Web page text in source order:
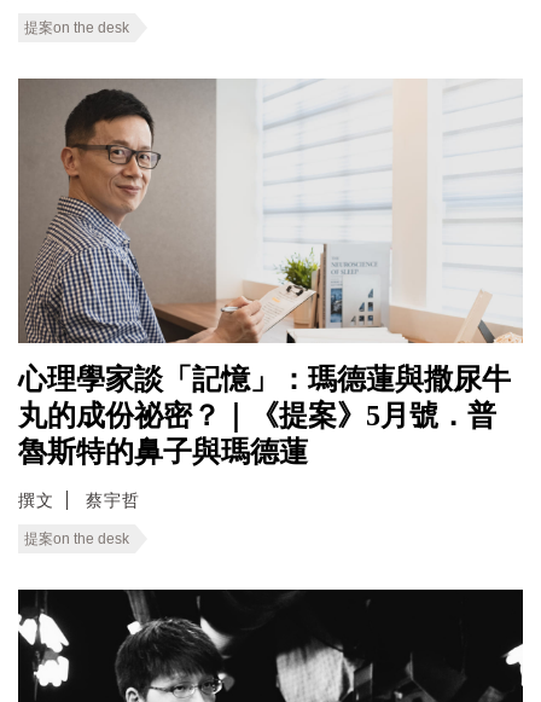
提案on the desk
心理學家談「記憶」：瑪德蓮與撒尿牛
丸的成份祕密？｜《提案》5月號．普
魯斯特的鼻子與瑪德蓮
撰文 蔡宇哲
提案on the desk